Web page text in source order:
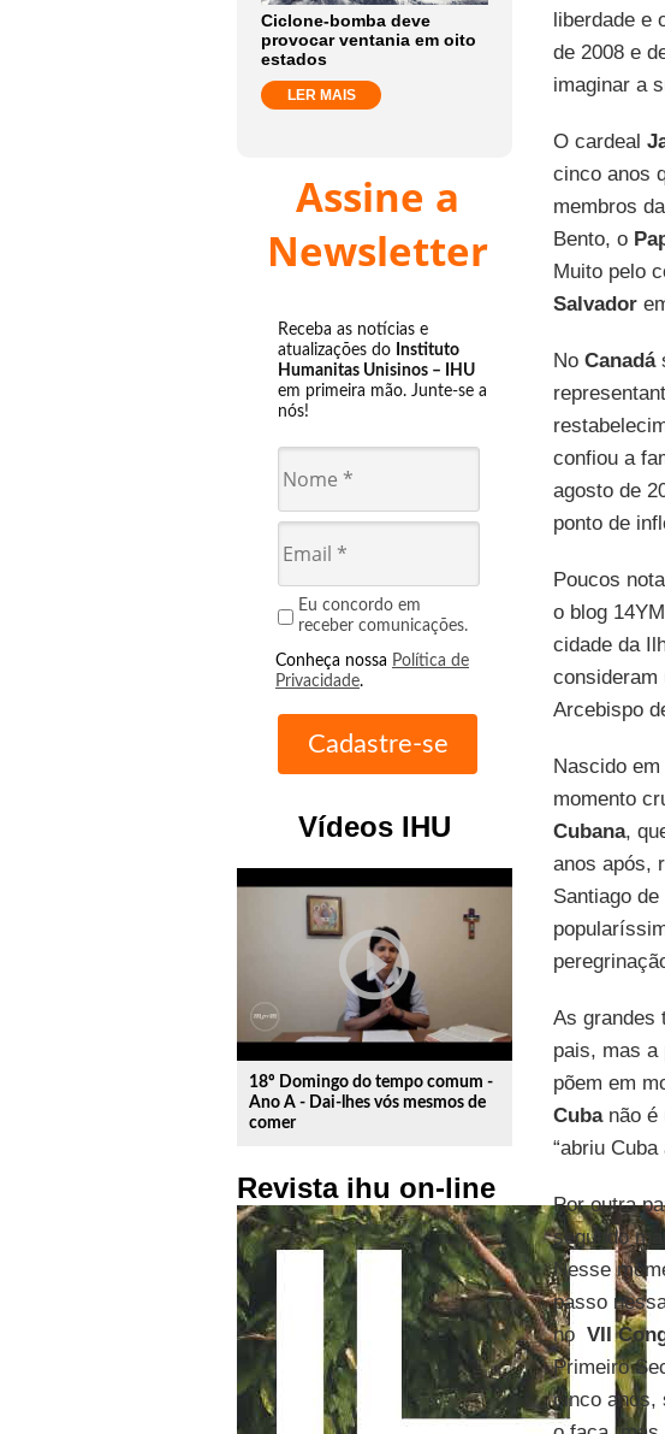
Ciclone-bomba deve
provocar ventania em oito
estados
LER MAIS
Assine a
Newsletter
Receba as notícias e
atualizações do Instituto
Humanitas Unisinos – IHU
em primeira mão. Junte-se a
nós!
Eu concordo em
receber comunicações.
Conheça nossa Política de
Privacidade.
Vídeos IHU
play_circle_outline
18º Domingo do tempo comum -
Ano A - Dai-lhes vós mesmos de
comer
Revista ihu on-line
liberdade e
de 2008 e
imaginar a
O cardeal
cinco anos
membros
Bento, o
Muito pelo
Salvador
No Canadá
confiou a
agosto de
ponto de
Poucos
o blog
cidade da
consideram
Arcebispo
Nascido em
momento
Cubana,
anos após,
Santiago
As grandes
pais, mas a
põem em
Cubanão é
“abriu
Por outra
segundo
Nesse
passo
no VII
Primeiro
cinco anos,